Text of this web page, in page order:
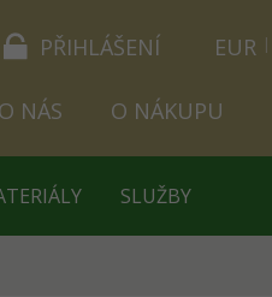
PŘIHLÁŠENÍ EUR
NÁS O NÁKUPU
SLUŽBY